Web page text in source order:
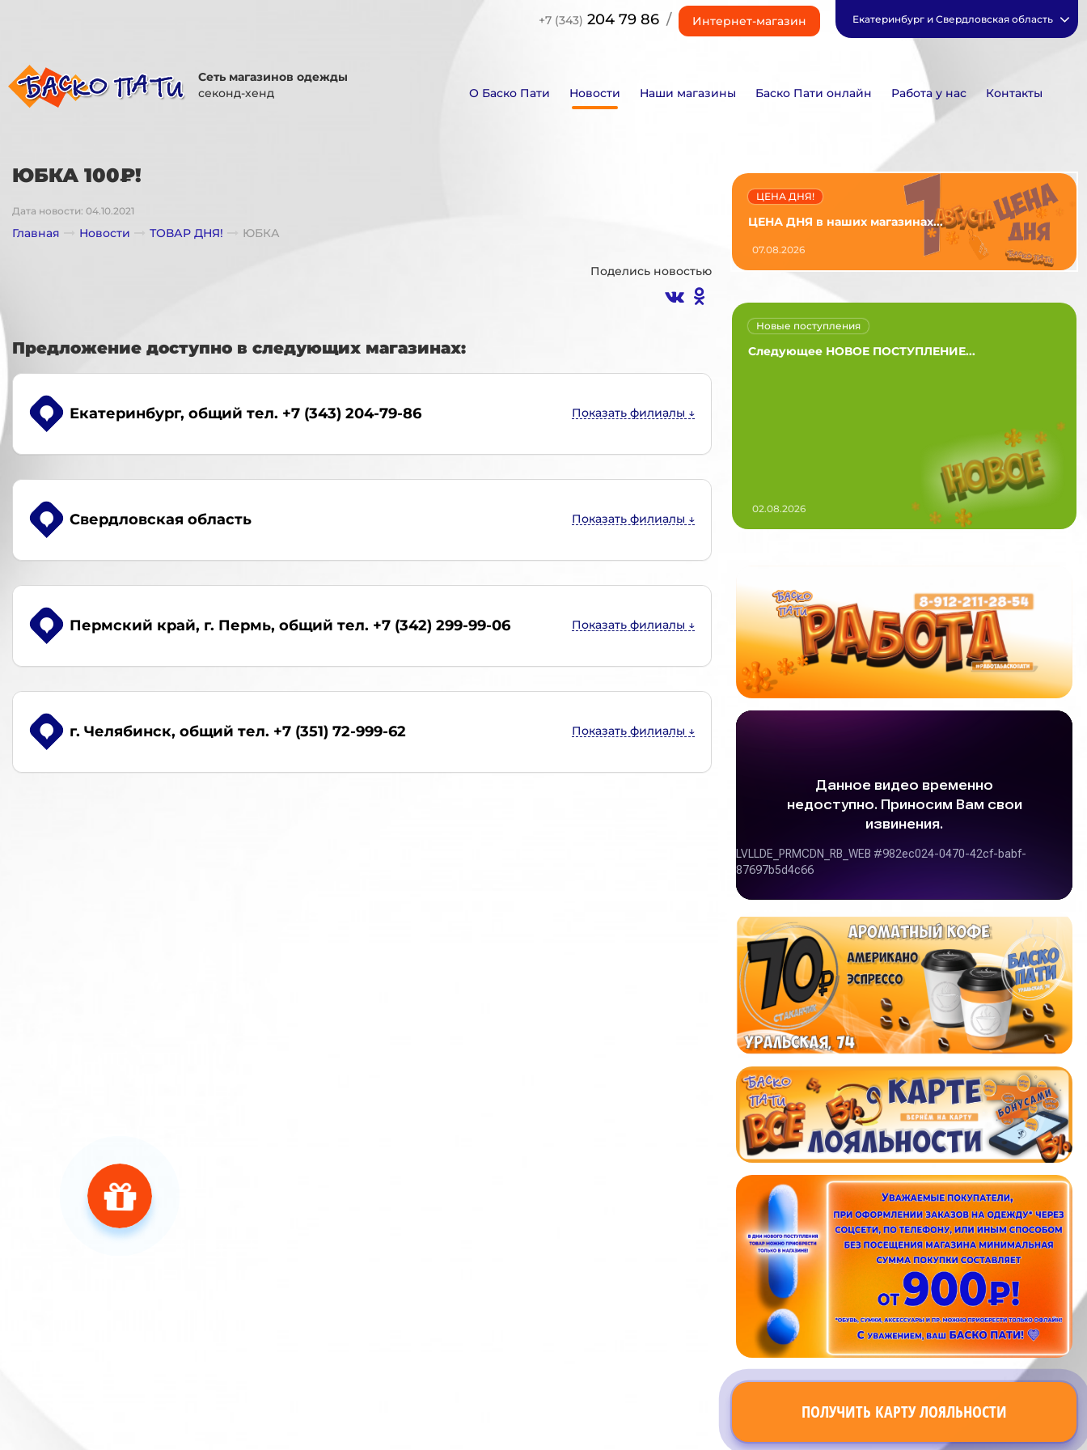
+7 (343) 204 79 86 / Интернет-магазин Екатеринбург и Свердловская область
Сеть магазинов одежды
секонд-хенд
О Баско Пати Новости Наши магазины Баско Пати онлайн Работа у нас Контакты
ЮБКА 100₽!
Дата новости: 04.10.2021
Главная Новости ТОВАР ДНЯ! ЮБКА
Поделись новостью
Предложение доступно в следующих магазинах:
Екатеринбург, общий тел. +7 (343) 204-79-86
Свердловская область
Пермский край, г. Пермь, общий тел. +7 (342) 299-99-06
г. Челябинск, общий тел. +7 (351) 72-999-62
ЦЕНА ДНЯ в наших магазинах...
ЦЕНА ДНЯ!
07.08.2026
Следующее НОВОЕ ПОСТУПЛЕНИЕ...
Новые поступления
02.08.2026
ПОЛУЧИТЬ КАРТУ ЛОЯЛЬНОСТИ